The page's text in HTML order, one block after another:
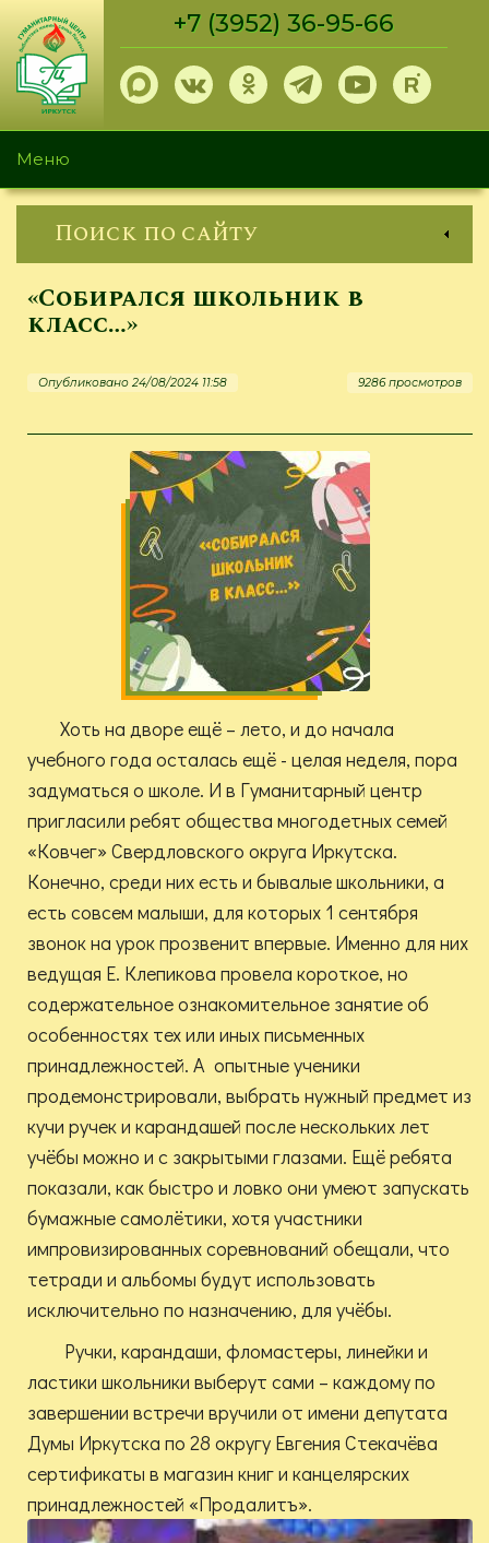
Перейти
основному
содержанию
+7 (3952) 36-95-66
Меню
Поиск по сайту
«Собирался школьник в
класс…»
Опубликовано 24/08/2024 11:58 9286 просмотров
Хоть на дворе ещё – лето, и до начала
учебного года осталась ещё - целая неделя, пора
задуматься о школе. И в Гуманитарный центр
пригласили ребят общества многодетных семей
«Ковчег» Свердловского округа Иркутска.
Конечно, среди них есть и бывалые школьники, а
есть совсем малыши, для которых 1 сентября
звонок на урок прозвенит впервые. Именно для них
ведущая Е. Клепикова провела короткое, но
содержательное ознакомительное занятие об
особенностях тех или иных письменных
принадлежностей. А опытные ученики
продемонстрировали, выбрать нужный предмет из
кучи ручек и карандашей после нескольких лет
учёбы можно и с закрытыми глазами. Ещё ребята
показали, как быстро и ловко они умеют запускать
бумажные самолётики, хотя участники
импровизированных соревнований обещали, что
тетради и альбомы будут использовать
исключительно по назначению, для учёбы.
Ручки, карандаши, фломастеры, линейки и
ластики школьники выберут сами – каждому по
завершении встречи вручили от имени депутата
Думы Иркутска по 28 округу Евгения Стекачёва
сертификаты в магазин книг и канцелярских
принадлежностей «Продалитъ».